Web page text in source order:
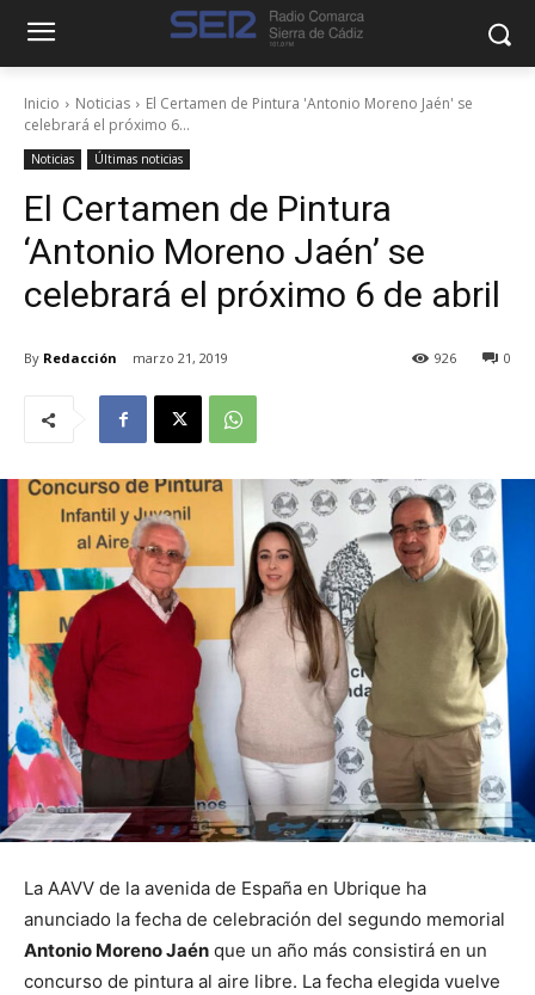
Inicio Noticias
El Certamen de Pintura 'Antonio Moreno Jaén' se
celebrará el próximo 6...
Noticias Últimas noticias
El Certamen de Pintura
‘Antonio Moreno Jaén’ se
celebrará el próximo 6 de abril
By Redacción marzo 21, 2019 0
926
La AAVV de la avenida de España en Ubrique ha
anunciado la fecha de celebración del segundo memorial
Antonio Moreno Jaén que un año más consistirá en un
concurso de pintura al aire libre. La fecha elegida vuelve